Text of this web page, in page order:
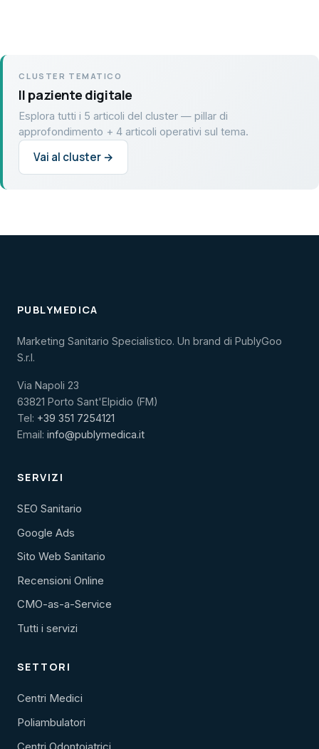
CLUSTER TEMATICO
Il paziente digitale
Esplora tutti i 5 articoli del cluster — pillar di
approfondimento + 4 articoli operativi sul tema.
Vai al cluster →
PUBLYMEDICA
Marketing Sanitario Specialistico. Un brand di PublyGoo
S.r.l.
Via Napoli 23
63821 Porto Sant'Elpidio (FM)
Tel: +39 351 7254121
Email: info@publymedica.it
SERVIZI
SEO Sanitario
Google Ads
Sito Web Sanitario
Recensioni Online
CMO-as-a-Service
Tutti i servizi
SETTORI
Centri Medici
Poliambulatori
Centri Odontoiatrici